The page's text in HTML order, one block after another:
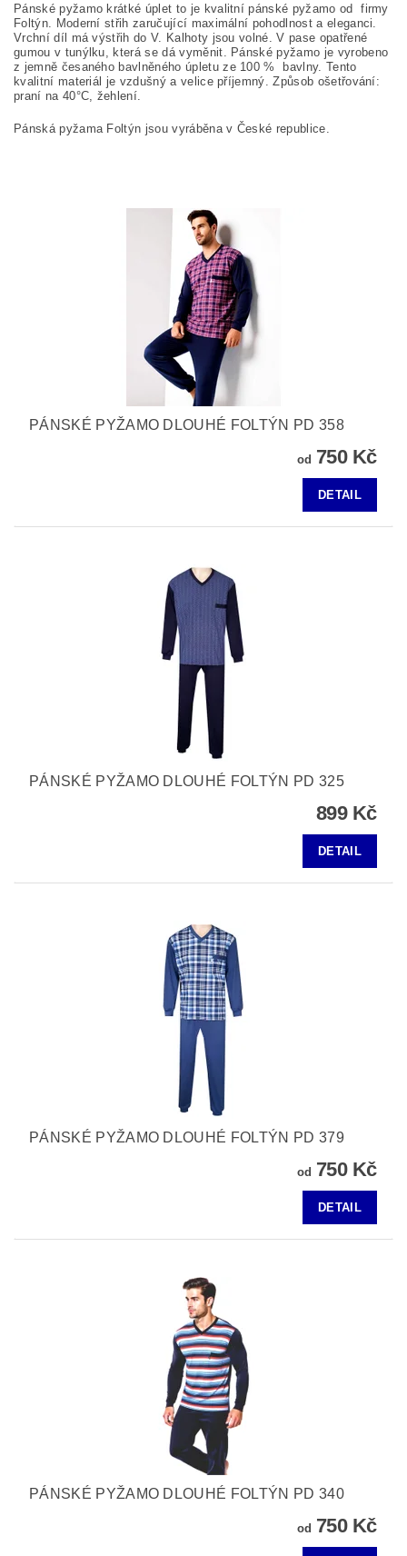
Pánské pyžamo krátké úplet to je kvalitní pánské pyžamo od firmy
Foltýn. Moderní střih zaručující maximální pohodlnost a eleganci.
Vrchní díl má výstřih do V. Kalhoty jsou volné. V pase opatřené
gumou v tunýlku, která se dá vyměnit. Pánské pyžamo je vyrobeno
z jemně česaného bavlněného úpletu ze 100 %
bavlny. Tento
kvalitní materiál je vzdušný a velice příjemný. Způsob ošetřování:
praní na 40°C, žehlení.
Pánská pyžama Foltýn jsou vyráběna v České republice.
PÁNSKÉ PYŽAMO DLOUHÉ FOLTÝN PD 358
od 750 Kč
DETAIL
PÁNSKÉ PYŽAMO DLOUHÉ FOLTÝN PD 325
899 Kč
DETAIL
PÁNSKÉ PYŽAMO DLOUHÉ FOLTÝN PD 379
od 750 Kč
DETAIL
PÁNSKÉ PYŽAMO DLOUHÉ FOLTÝN PD 340
od 750 Kč